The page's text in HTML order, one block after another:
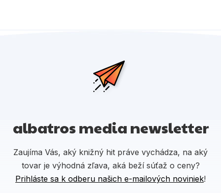
albatros media newsletter
Zaujíma Vás, aký knižný hit práve vychádza, na aký
tovar je výhodná zľava, aká beží súťaž o ceny?
Prihláste sa k odberu našich e-mailových noviniek!